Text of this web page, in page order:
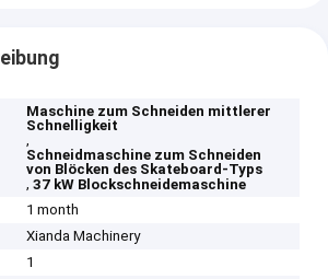
Maschine zum Schneiden mittlerer
Schnelligkeit
,
Schneidmaschine zum Schneiden
von Blöcken des Skateboard-Typs
,37 kW Blockschneidemaschine
1 month
Xianda Machinery
1